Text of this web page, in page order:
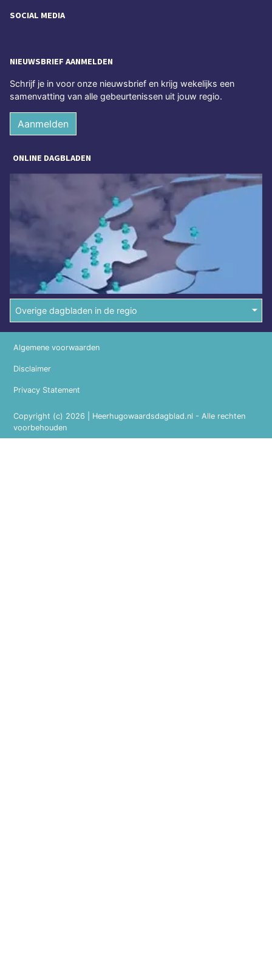
SOCIAL MEDIA
NIEUWSBRIEF AANMELDEN
Schrijf je in voor onze nieuwsbrief en krijg wekelijks een
samenvatting van alle gebeurtenissen uit jouw regio.
Aanmelden
ONLINE DAGBLADEN
Overige dagbladen in de regio
Copyright (c) 2026 | Heerhugowaardsdagblad.nl - Alle rechten
voorbehouden
Algemene voorwaarden
Disclaimer
Privacy Statement